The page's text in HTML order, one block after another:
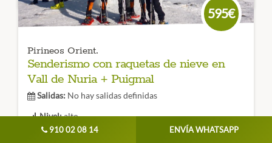
595€
Pirineos Orient.
Senderismo con raquetas de nieve en
Vall de Nuria + Puigmal
Salidas: No hay salidas definidas
Nivel:alto
910 02 08 14 ENVÍA WHATSAPP